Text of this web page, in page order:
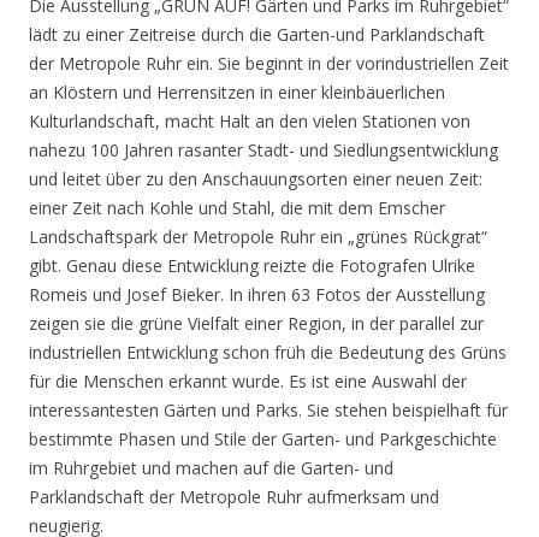
Die Ausstellung „GRÜN AUF! Gärten und Parks im Ruhrgebiet“
lädt zu einer Zeitreise durch die Garten-und Parklandschaft
der Metropole Ruhr ein. Sie beginnt in der vorindustriellen Zeit
an Klöstern und Herrensitzen in einer kleinbäuerlichen
Kulturlandschaft, macht Halt an den vielen Stationen von
nahezu 100 Jahren rasanter Stadt- und Siedlungsentwicklung
und leitet über zu den Anschauungsorten einer neuen Zeit:
einer Zeit nach Kohle und Stahl, die mit dem Emscher
Landschaftspark der Metropole Ruhr ein „grünes Rückgrat“
gibt. Genau diese Entwicklung reizte die Fotografen Ulrike
Romeis und Josef Bieker. In ihren 63 Fotos der Ausstellung
zeigen sie die grüne Vielfalt einer Region, in der parallel zur
industriellen Entwicklung schon früh die Bedeutung des Grüns
für die Menschen erkannt wurde. Es ist eine Auswahl der
interessantesten Gärten und Parks. Sie stehen beispielhaft für
bestimmte Phasen und Stile der Garten- und Parkgeschichte
im Ruhrgebiet und machen auf die Garten- und
Parklandschaft der Metropole Ruhr aufmerksam und
neugierig.